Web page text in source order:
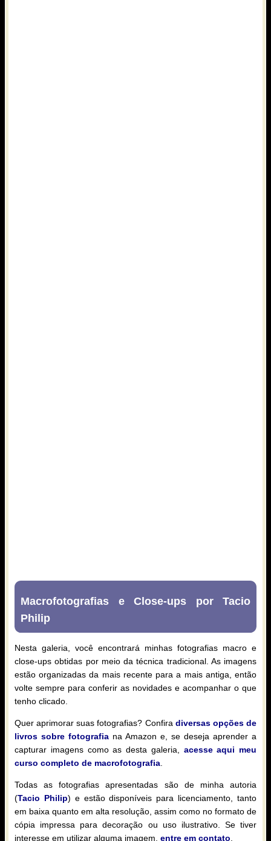
Macrofotografias e Close-ups por Tacio
Philip
Nesta galeria, você encontrará minhas fotografias macro e
close-ups obtidas por meio da técnica tradicional. As imagens
estão organizadas da mais recente para a mais antiga, então
volte sempre para conferir as novidades e acompanhar o que
tenho clicado.
Quer aprimorar suas fotografias? Confira diversas opções de
livros sobre fotografia na Amazon e, se deseja aprender a
capturar imagens como as desta galeria, acesse aqui meu
curso completo de macrofotografia
Todas as fotografias apresentadas são de minha autoria
(Tacio Philip) e estão disponíveis para licenciamento, tanto
em baixa quanto em alta resolução, assim como no formato de
cópia impressa para decoração ou uso ilustrativo. Se tiver
interesse em utilizar alguma imagem, entre em contato